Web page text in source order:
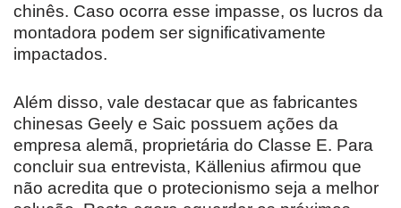
chinês. Caso ocorra esse impasse, os lucros da
montadora podem ser significativamente
impactados.
Além disso, vale destacar que as fabricantes
chinesas Geely e Saic possuem ações da
empresa alemã, proprietária do Classe E. Para
concluir sua entrevista, Källenius afirmou que
não acredita que o protecionismo seja a melhor